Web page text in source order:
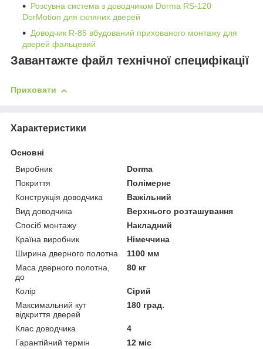
Розсувна система з доводчиком Dorma RS-120
DorMotion для скляних дверей
Доводчик R-85 вбудований прихованого монтажу для
дверей фальцевий
Завантажте файл технічної специфікації
Приховати
Характеристики
Основні
Виробник
Dorma
Покриття
Полімерне
Конструкція доводчика
Важільний
Вид доводчика
Верхнього розташування
Спосіб монтажу
Накладний
Країна виробник
Німеччина
Ширина дверного полотна
1100 мм
Маса дверного полотна,
до
80 кг
Колір
Сірий
Максимальний кут
відкриття дверей
180 град.
Клас доводчика
4
Гарантійний термін
12 міс